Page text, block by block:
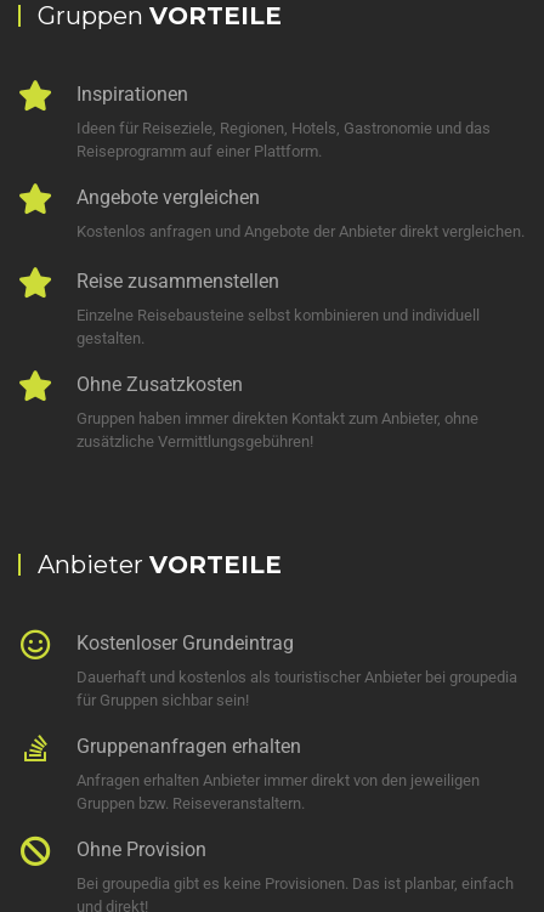
Gruppen VORTEILE
Inspirationen
Ideen für Reiseziele, Regionen, Hotels, Gastronomie und das
Reiseprogramm auf einer Plattform.
Angebote vergleichen
Kostenlos anfragen und Angebote der Anbieter direkt vergleichen.
Reise zusammenstellen
Einzelne Reisebausteine selbst kombinieren und individuell
gestalten.
Ohne Zusatzkosten
Gruppen haben immer direkten Kontakt zum Anbieter, ohne
zusätzliche Vermittlungsgebühren!
Anbieter VORTEILE
Kostenloser Grundeintrag
Dauerhaft und kostenlos als touristischer Anbieter bei groupedia
für Gruppen sichbar sein!
Gruppenanfragen erhalten
Anfragen erhalten Anbieter immer direkt von den jeweiligen
Gruppen bzw. Reiseveranstaltern.
Ohne Provision
Bei groupedia gibt es keine Provisionen. Das ist planbar, einfach
und direkt!